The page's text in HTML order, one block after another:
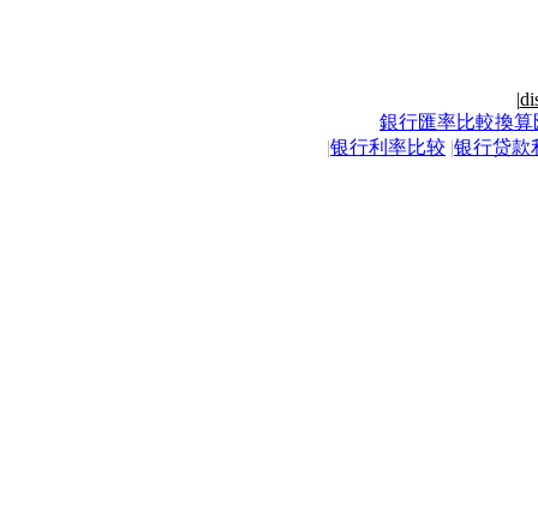
|
銀行匯率比較換算
|银行利率比较 |银行贷款